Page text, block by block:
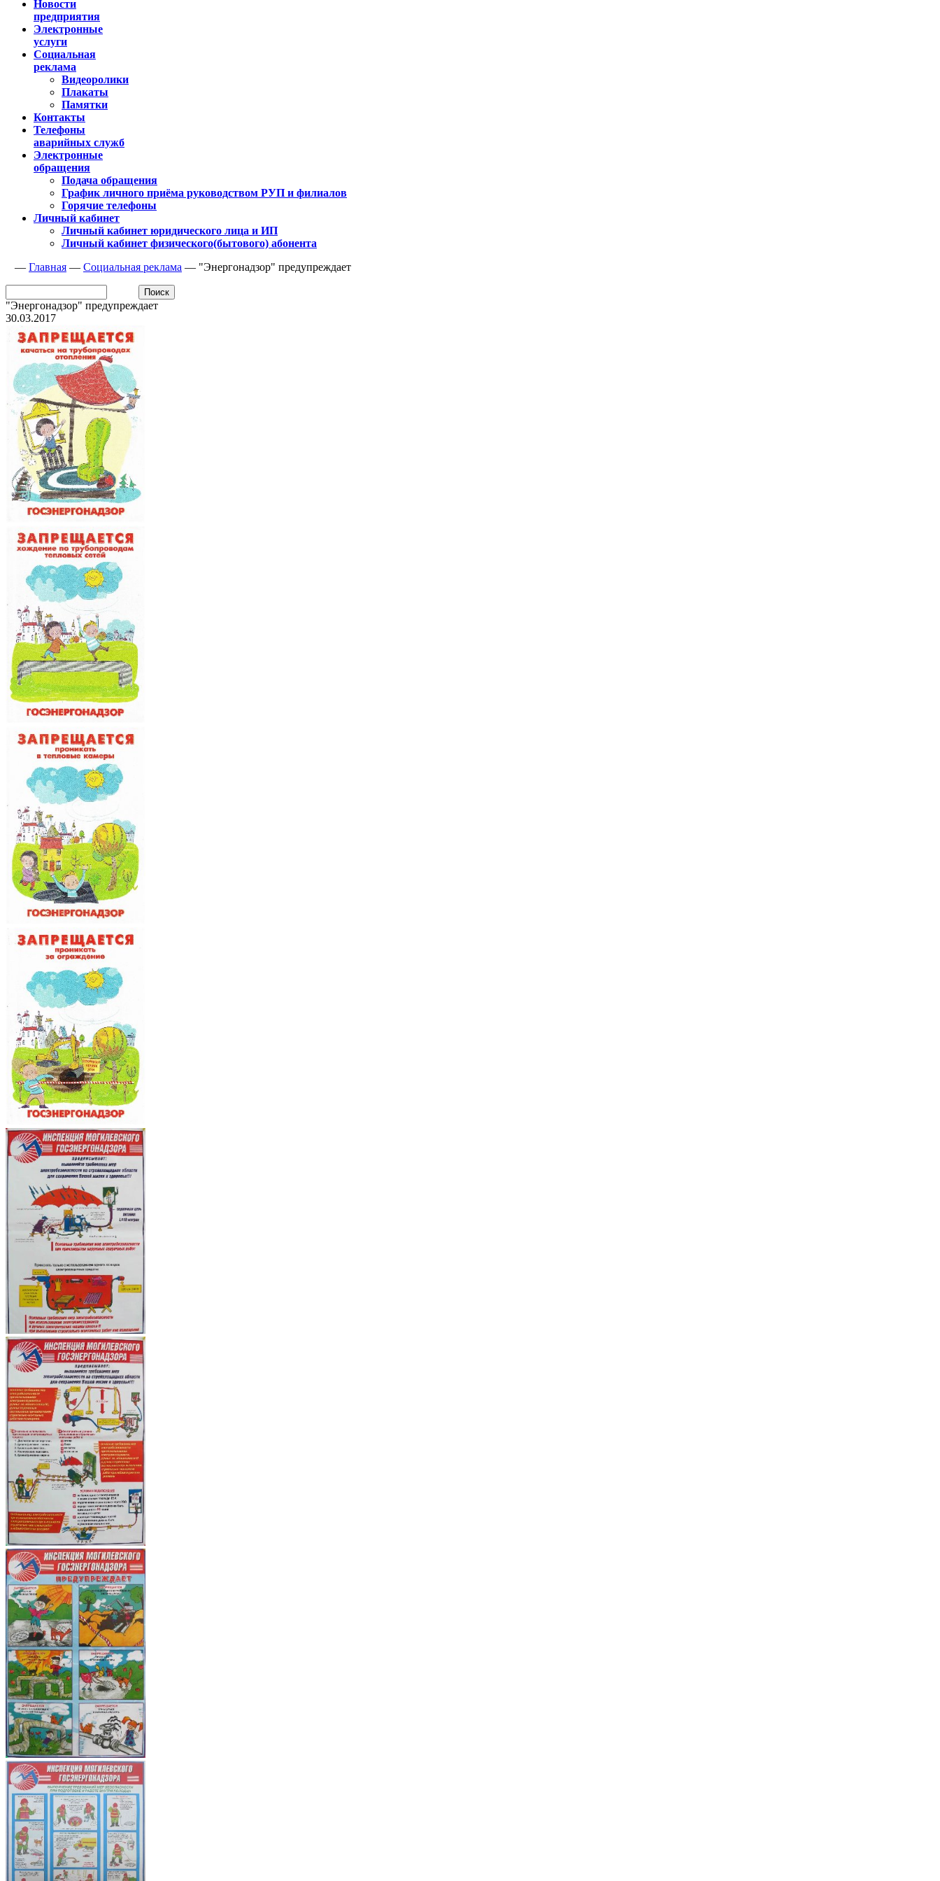
Новости
предприятия
Электронные
услуги
Социальная
реклама
Видеоролики
Плакаты
Памятки
Контакты
Телефоны
аварийных служб
Электронные
обращения
Подача обращения
График личного приёма руководством РУП и филиалов
Горячие телефоны
Личный кабинет
Личный кабинет юридического лица и ИП
Личный кабинет физического(бытового) абонента
— Главная — Социальная реклама — "Энергонадзор" предупреждает
"Энергонадзор" предупреждает
30.03.2017